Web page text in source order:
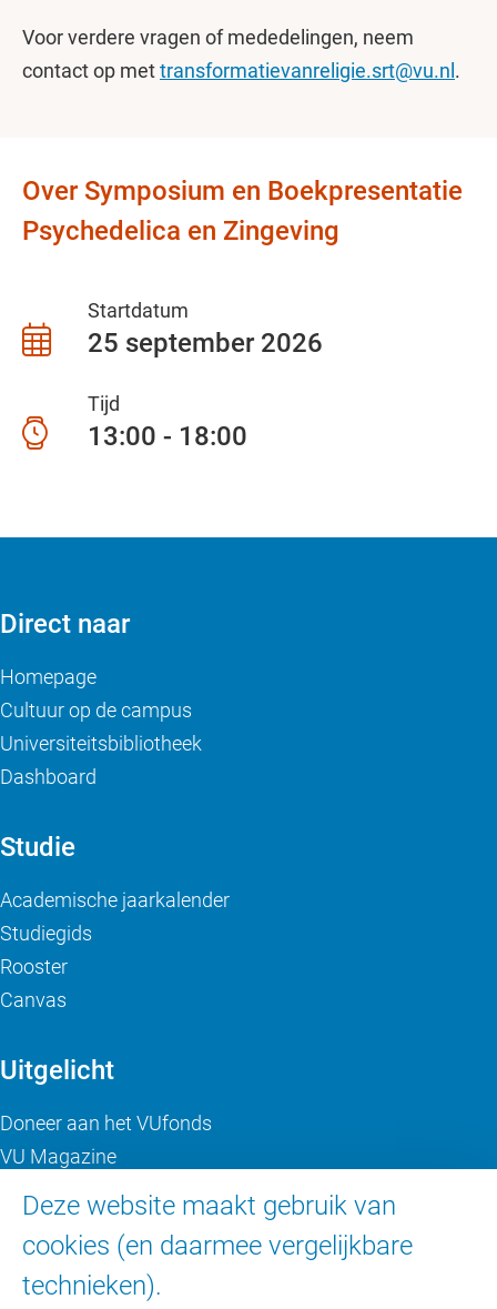
Voor verdere vragen of mededelingen, neem
contact op mettransformatievanreligie.srt@vu.nl .
Over Symposium en Boekpresentatie
Psychedelica en Zingeving
Startdatum
25 september 2026
Tijd
13:00 - 18:00
Deze website maakt gebruik van
cookies (en daarmee vergelijkbare
technieken).
Direct naar
Homepage
Cultuur op de campus
Universiteitsbibliotheek
Dashboard
Studie
Academische jaarkalender
Studiegids
Rooster
Canvas
Uitgelicht
Doneer aan het VUfonds
VU Magazine
Over de VU